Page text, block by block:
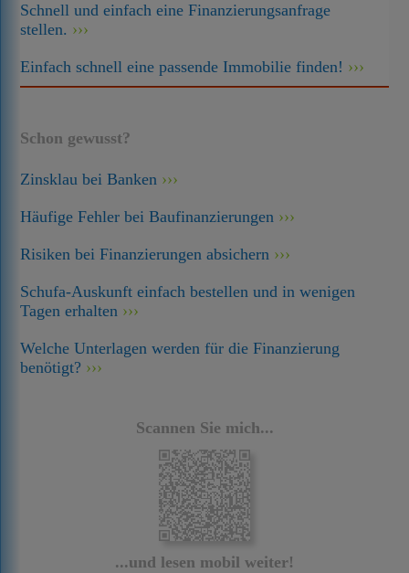
Schnell und einfach eine Finanzierungsanfrage
stellen.
Einfach schnell eine passende Immobilie finden!
Schon gewusst?
Zinsklau bei Banken
Häufige Fehler bei Baufinanzierungen
Risiken bei Finanzierungen absichern
Schufa-Auskunft einfach bestellen und in wenigen
Tagen erhalten
Welche Unterlagen werden für die Finanzierung
benötigt?
Scannen Sie mich...
...und lesen mobil weiter!